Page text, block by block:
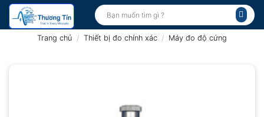
Bỏ
qua
Tìm
kiếm:
Trang chủ / Thiết bị đo chính xác / Máy đo độ cứng